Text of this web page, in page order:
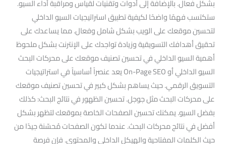
بشكل فعال. بالإضافة إلى أدوات وتقنيات لقياس ومراقبة أداء السيو.
ستكتسب فهمًا واضحًا لكيفية تطبيق استراتيجيات السيو الداخلي
لتحسين موقعك على الويب بشكل شامل وفعال. مما يساعدك على
تحقيق أهدافك التسويقية وزيادة تواجدك على الإنترنت بشكل ملحوظ
أهمية السيو الداخلي في تحسين تصنيف موقعك على محركات البحث
السيو الداخلي أو On-Page SEO يعد عنصراً أساسياً في استراتيجيات
التسويق الرقمي. حيث يساهم بشكل كبير في تحسين تصنيف موقعك
على محركات البحث مثل جوجل. تحسين الظهور في نتائج البحث: كذلك
بفضل السيو. يمكنك تحسين الصفحات الخاصة بموقعك لتظهر بشكل
أفضل في نتائج محركات البحث. عندما تكون الصفحات مُحسّنة جيدًا من
حيث الكلمات المفتاحية والهيكل الداخلي والمحتوى. فإن فرصة